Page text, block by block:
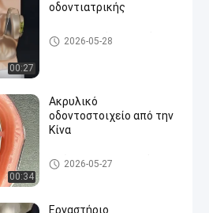
00:27
οδοντιατρικής
Ορθοδοντικό οδοντικό εργα
στήριο
2026-05-28
00:34
Ακρυλικό
οδοντοστοιχείο από την
Κίνα
Κινέζικο οδοντιατρικό εργα
στήριο
2026-05-27
Εργαστήριο